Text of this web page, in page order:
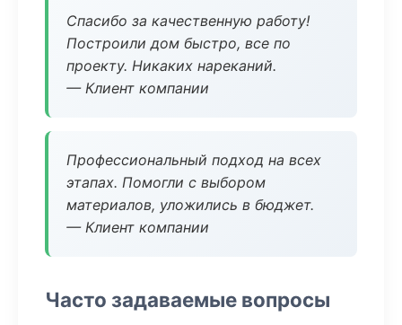
Спасибо за качественную работу!
Построили дом быстро, все по
проекту. Никаких нареканий.
— Клиент компании
Профессиональный подход на всех
этапах. Помогли с выбором
материалов, уложились в бюджет.
— Клиент компании
Часто задаваемые вопросы